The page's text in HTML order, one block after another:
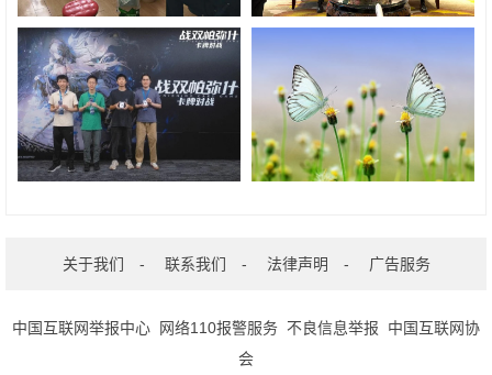
关于我们 - 联系我们 - 法律声明 - 广告服务
中国互联网举报中心 网络110报警服务 不良信息举报
中国互联网协
会